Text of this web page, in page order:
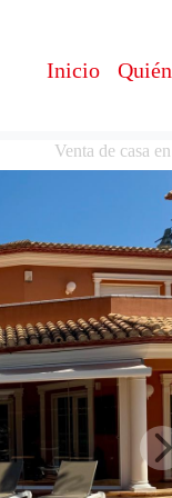
Inicio
Venta de casa